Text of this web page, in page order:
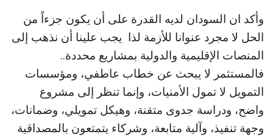
وأكد ان السودان لديه القدرة على أن يكون جزءاً من
الحل لا مجرد عنوانا للأزمة لذا يجب علينا أن نذهب إلى
المنصات الإقليمية والدولية بمشاريع محددة..
فالمستثمر لا يبحث عن خطاب عاطفي، ومؤسسات
التمويل لا تمول الأمنيات، وإنما تنظر إلى مشروع
واضح، ودراسة جدوى متقنة، وهيكل تمويلي، وضمانات،
وجهة تنفيذ، وآلية متابعة، وشركاء يتمتعون بالمصداقية